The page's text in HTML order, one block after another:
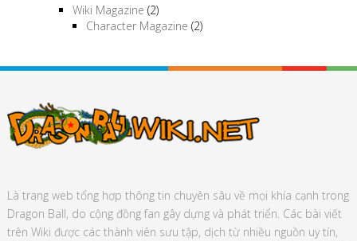
Wiki Magazine (2)
Character Magazine (2)
Là trang web tổng hợp thông tin chuyên sâu về mọi khía cạnh trong
Dragon Ball, do cộng đồng fan gây dựng và phát triển. Các bài viết
trên Wiki được các thành viên sưu tập, dịch từ nhiều nguồn uy tín,